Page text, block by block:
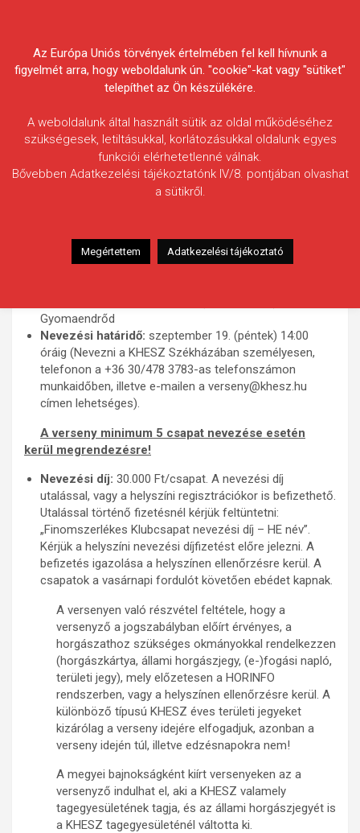
Egyesületek Szövetsége
Megyei Finomszerelékes
Klubcsapat Bajnokság – 2025.
Versenykiírás és szabályzat
Időpont:szeptember 27-28. (szombat-vasárnap),
Gyomaendrőd
Nevezési határidő: szeptember 19. (péntek) 14:00
óráig (Nevezni a KHESZ Székházában személyesen,
telefonon a +36 30/478 3783-as telefonszámon
munkaidőben, illetve e-mailen a verseny@khesz.hu
címen lehetséges).
A verseny minimum 5 csapat nevezése esetén
kerül megrendezésre!
Nevezési díj: 30.000 Ft/csapat. A nevezési díj
utalással, vagy a helyszíni regisztrációkor is befizethető.
Utalással történő fizetésnél kérjük feltüntetni:
„Finomszerlékes Klubcsapat nevezési díj – HE név”.
Kérjük a helyszíni nevezési díjfizetést előre jelezni. A
befizetés igazolása a helyszínen ellenőrzésre kerül. A
csapatok a vasárnapi fordulót követően ebédet kapnak.
A versenyen való részvétel feltétele, hogy a
versenyző a jogszabályban előírt érvényes, a
horgászathoz szükséges okmányokkal rendelkezzen
(horgászkártya, állami horgászjegy, (e-)fogási napló,
területi jegy), mely előzetesen a HORINFO
rendszerben, vagy a helyszínen ellenőrzésre kerül. A
különböző típusú KHESZ éves területi jegyeket
kizárólag a verseny idejére elfogadjuk, azonban a
verseny idején túl, illetve edzésnapokra nem!
A megyei bajnokságként kiírt versenyeken az a
versenyző indulhat el, aki a KHESZ valamely
tagegyesületének tagja, és az állami horgászjegyét is
a KHESZ tagegyesületénél váltotta ki.
Az Európa Uniós törvények értelmében fel kell hívnunk a
figyelmét arra, hogy weboldalunk ún. "cookie"-kat vagy "sütiket"
telepíthet az Ön készülékére.
A weboldalunk által használt sütik az oldal működéséhez
szükségesek, letiltásukkal, korlátozásukkal oldalunk egyes
funkciói elérhetetlenné válnak.
Bővebben Adatkezelési tájékoztatónk IV/8. pontjában olvashat
a sütikről.
Megértettem Adatkezelési tájékoztató